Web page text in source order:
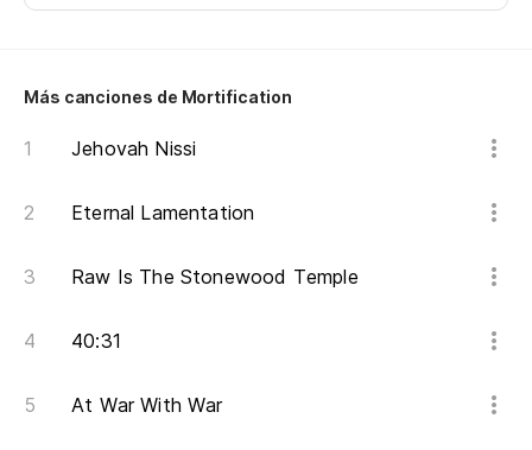
Más canciones de Mortification
Jehovah Nissi
Eternal Lamentation
Raw Is The Stonewood Temple
40:31
At War With War